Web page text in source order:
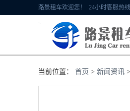
路景租车欢迎您！ 24小时客服热线
当前位置： 首页 > 新闻资讯 >